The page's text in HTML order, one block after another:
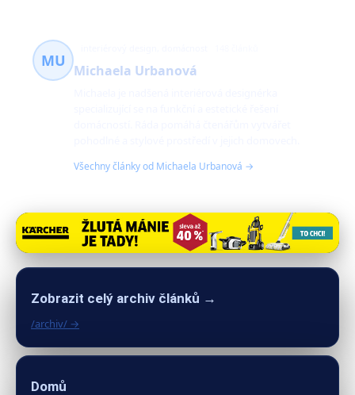
MU
Michaela Urbanová
Všechny články od Michaela Urbanová →
Zobrazit celý archiv článků →
/archiv/ →
Domů